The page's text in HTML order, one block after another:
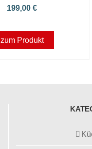
199,00€
zum Produkt